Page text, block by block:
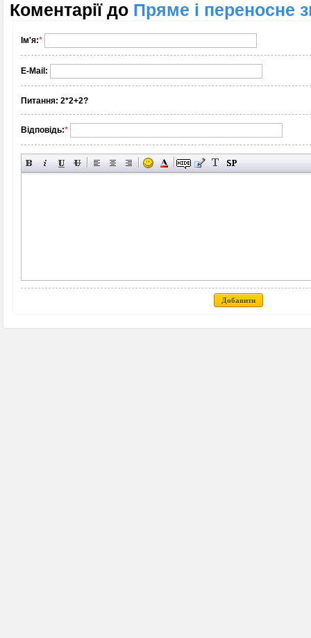
Коментарії до Пряме і переносне
Ім'я:*
E-Mail:
Питання: 2*2+2?
Відповідь:*
Добавити